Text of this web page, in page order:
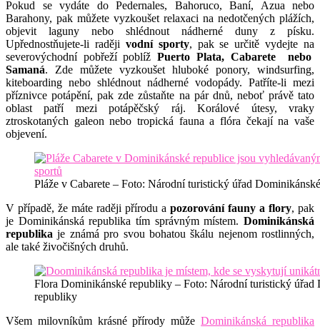
Pokud se vydáte do Pedernales, Bahoruco, Baní, Azua nebo
Barahony, pak můžete vyzkoušet relaxaci na nedotčených plážích,
objevit laguny nebo shlédnout nádherné duny z písku.
Upřednostňujete-li raději vodní sporty, pak se určitě vydejte na
severovýchodní pobřeží poblížPuerto Plata, Cabarete nebo
Samaná. Zde můžete vyzkoušet hluboké ponory, windsurfing,
kiteboarding nebo shlédnout nádherné vodopády. Patříte-li mezi
příznivce potápění, pak zde zůstaňte na pár dnů, neboť právě tato
oblast patří mezi potápěčský ráj. Korálové útesy, vraky
ztroskotaných galeon nebo tropická fauna a flóra čekají na vaše
objevení.
Pláže v Cabarete – Foto: Národní turistický úřad
V případě, že máte raději přírodu a pozorování fauny a flory, pak
je Dominikánská republika tím správným místem. Dominikánská
republika je známá pro svou bohatou škálu nejenom rostlinných,
ale také živočišných druhů.
Flora Dominikánské republiky – Foto: Národní turistický úřad
republiky
Všem milovníkům krásné přírody můžeDominikánská republika